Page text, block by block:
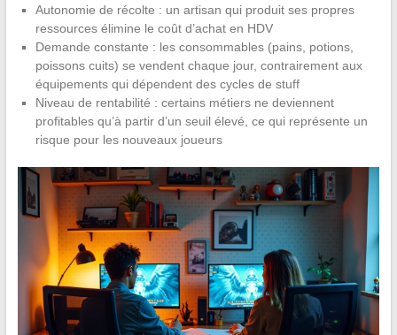
Autonomie de récolte : un artisan qui produit ses propres
ressources élimine le coût d’achat en HDV
Demande constante : les consommables (pains, potions,
poissons cuits) se vendent chaque jour, contrairement aux
équipements qui dépendent des cycles de stuff
Niveau de rentabilité : certains métiers ne deviennent
profitables qu’à partir d’un seuil élevé, ce qui représente un
risque pour les nouveaux joueurs